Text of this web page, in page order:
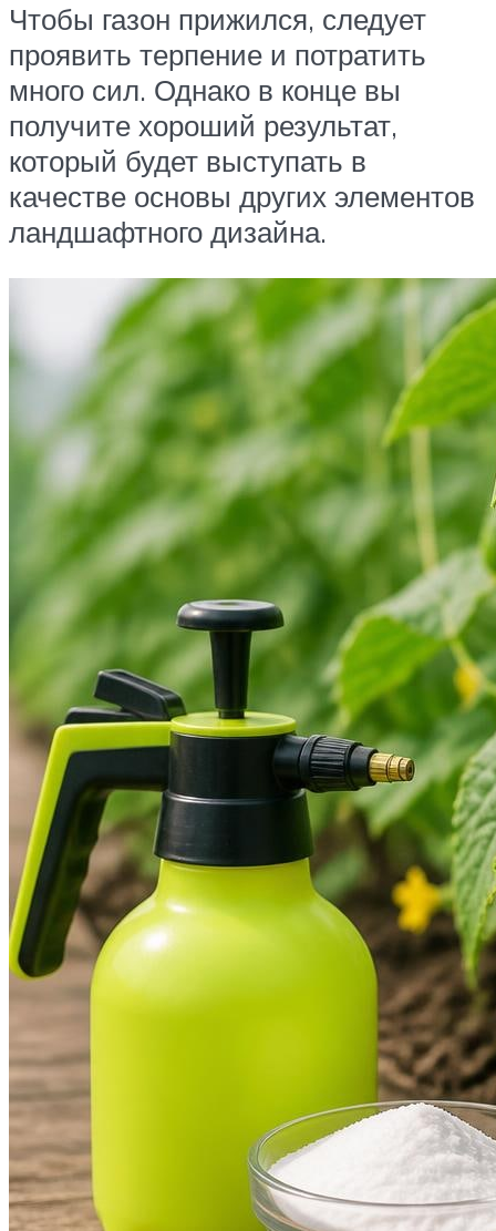
Чтобы газон прижился, следует
проявить терпение и потратить
много сил. Однако в конце вы
получите хороший результат,
который будет выступать в
качестве основы других элементов
ландшафтного дизайна.